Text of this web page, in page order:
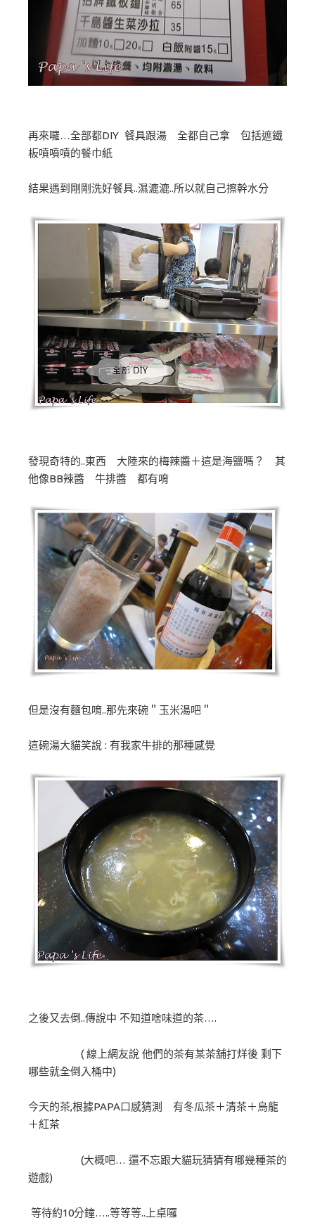
再來囉…全部都DIY 餐具跟湯 全都自己拿 包括遮鐵
板噴噴噴的餐巾紙
結果遇到剛剛洗好餐具..濕漉漉..所以就自己擦幹水分
發現奇特的..東西 大陸來的梅辣醬＋這是海鹽嗎？ 其
他像BB辣醬 牛排醬 都有唷
但是沒有麵包唷..那先來碗＂玉米湯吧＂
這碗湯大貓笑說 : 有我家牛排的那種感覺
之後又去倒..傳說中 不知道啥味道的茶….
( 線上網友說 他們的茶有某茶舖打烊後 剩下
哪些就全倒入桶中)
今天的茶,根據PAPA口感猜測 有冬瓜茶＋清茶＋烏龍
＋紅茶
(大概吧… 還不忘跟大貓玩猜猜有哪幾種茶的
遊戲)
等待約10分鐘…..等等等..上桌囉